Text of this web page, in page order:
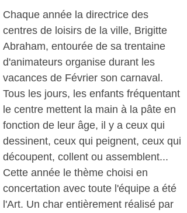
Chaque année la directrice des
centres de loisirs de la ville, Brigitte
Abraham, entourée de sa trentaine
d'animateurs organise durant les
vacances de Février son carnaval.
Tous les jours, les enfants fréquentant
le centre mettent la main à la pâte en
fonction de leur âge, il y a ceux qui
dessinent, ceux qui peignent, ceux qui
découpent, collent ou assemblent...
Cette année le thème choisi en
concertation avec toute l'équipe a été
l'Art. Un char entièrement réalisé par